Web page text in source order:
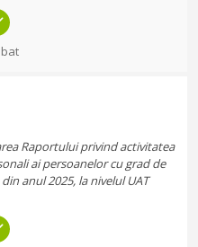
Raportului privind activitatea
ai persoanelor cu grad de
anul 2025, la nivelul UAT